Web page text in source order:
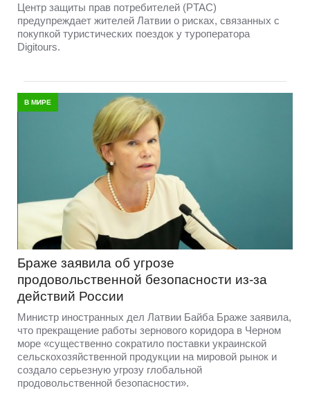
Центр защиты прав потребителей (PTAC)
предупреждает жителей Латвии о рисках, связанных с
покупкой туристических поездок у туроператора
Digitours.
В МИРЕ
Браже заявила об угрозе
продовольственной безопасности из-за
действий России
Министр иностранных дел Латвии Байба Браже заявила,
что прекращение работы зернового коридора в Черном
море «существенно сократило поставки украинской
сельскохозяйственной продукции на мировой рынок и
создало серьезную угрозу глобальной
продовольственной безопасности».